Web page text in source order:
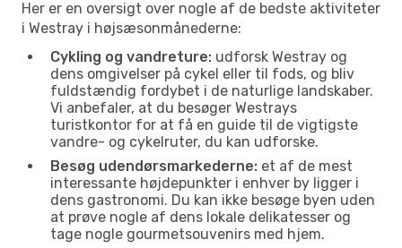
Her er en oversigt over nogle af de bedste aktiviteter
i Westray i højsæsonmånederne:
Cykling og vandreture: udforsk Westray og
dens omgivelser på cykel eller til fods, og bliv
fuldstændig fordybet i de naturlige landskaber.
Vi anbefaler, at du besøger Westrays
turistkontor for at få en guide til de vigtigste
vandre- og cykelruter, du kan udforske.
Besøg udendørsmarkederne: et af de mest
interessante højdepunkter i enhver by ligger i
dens gastronomi. Du kan ikke besøge byen uden
at prøve nogle af dens lokale delikatesser og
tage nogle gourmetsouvenirs med hjem.